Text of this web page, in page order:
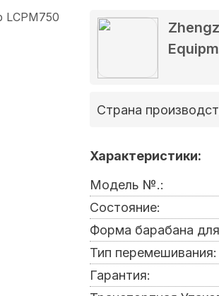
Страна
Характеристики:
Модель №.:
Состояние:
Форма барабана
Тип перемешивания:
Гарантия: